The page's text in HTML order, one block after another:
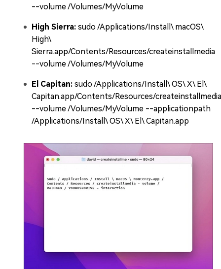
--volume /Volumes/MyVolume
High Sierra: sudo /Applications/Install\ macOS\
High\
Sierra.app/Contents/Resources/createinstallmedia
--volume /Volumes/MyVolume
El Capitan: sudo /Applications/Install\ OS\ X\ El\
Capitan.app/Contents/Resources/createinstallmedia
--volume /Volumes/MyVolume --applicationpath
/Applications/Install\ OS\ X\ El\ Capitan.app